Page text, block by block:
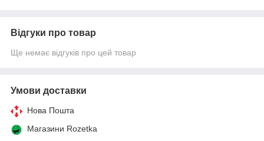
Відгуки про товар
Ще немає відгуків про цей товар
Умови доставки
Нова Пошта
Магазини Rozetka